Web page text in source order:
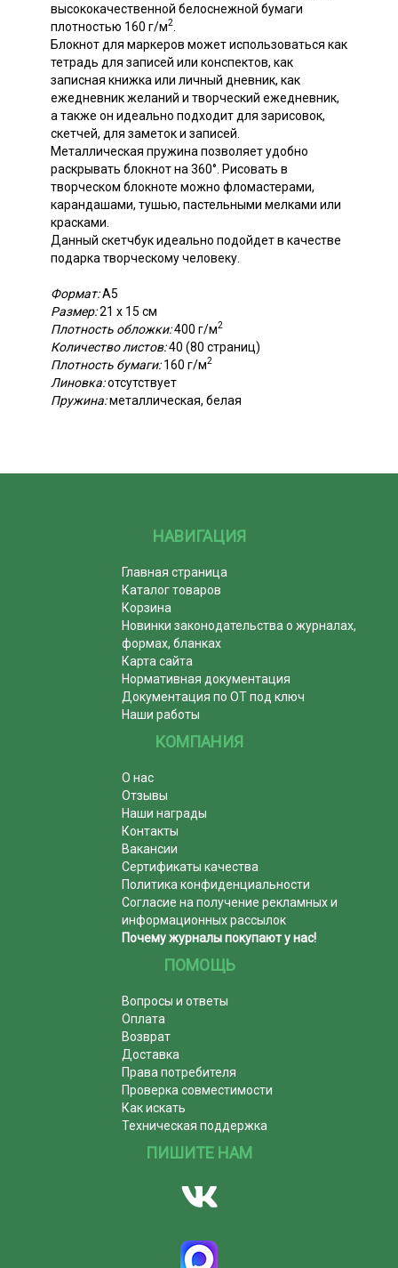
высококачественной белоснежной бумаги
плотностью 160 г/м2
Блокнот для маркеров может использоваться как
тетрадь для записей или конспектов, как
записная книжка или личный дневник, как
ежедневник желаний и творческий ежедневник,
а также он идеально подходит для зарисовок,
скетчей, для заметок и записей.
Металлическая пружина позволяет удобно
раскрывать блокнот на 360°. Рисовать в
творческом блокноте можно фломастерами,
карандашами, тушью, пастельными мелками или
красками.
Данный скетчбук идеально подойдет в качестве
подарка творческому человеку.
Формат:А5
Размер:21 х 15 см
Плотность обложки:400 г/м2
Количество листов:40 (80 страниц)
Плотность бумаги:160 г/м2
Линовка:отсутствует
Пружина:металлическая, белая
НАВИГАЦИЯ
Главная страница
Каталог товаров
Корзина
Новинки законодательства о журналах,
формах, бланках
Карта сайта
Нормативная документация
Документация по ОТ под ключ
Наши работы
КОМПАНИЯ
О нас
Отзывы
Наши награды
Контакты
Вакансии
Сертификаты качества
Политика конфиденциальности
Согласие на получение рекламных и
информационных рассылок
Почему журналы покупают у нас!
ПОМОЩЬ
Вопросы и ответы
Оплата
Возврат
Доставка
Права потребителя
Проверка совместимости
Как искать
Техническая поддержка
ПИШИТЕ НАМ